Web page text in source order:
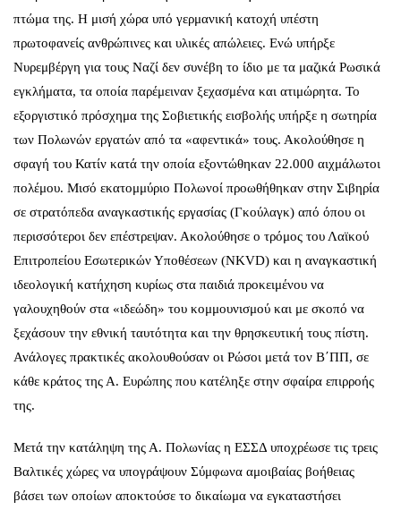
πτώμα της. Η μισή χώρα υπό γερμανική κατοχή υπέστη
πρωτοφανείς ανθρώπινες και υλικές απώλειες. Ενώ υπήρξε
Νυρεμβέργη για τους Ναζί δεν συνέβη το ίδιο με τα μαζικά Ρωσικά
εγκλήματα, τα οποία παρέμειναν ξεχασμένα και ατιμώρητα. Το
εξοργιστικό πρόσχημα της Σοβιετικής εισβολής υπήρξε η σωτηρία
των Πολωνών εργατών από τα «αφεντικά» τους. Ακολούθησε η
σφαγή του Κατίν κατά την οποία εξοντώθηκαν 22.000 αιχμάλωτοι
πολέμου. Μισό εκατομμύριο Πολωνοί προωθήθηκαν στην Σιβηρία
σε στρατόπεδα αναγκαστικής εργασίας (Γκούλαγκ) από όπου οι
περισσότεροι δεν επέστρεψαν. Ακολούθησε ο τρόμος του Λαϊκού
Επιτροπείου Εσωτερικών Υποθέσεων (ΝΚVD) και η αναγκαστική
ιδεολογική κατήχηση κυρίως στα παιδιά προκειμένου να
γαλουχηθούν στα «ιδεώδη» του κομμουνισμού και με σκοπό να
ξεχάσουν την εθνική ταυτότητα και την θρησκευτική τους πίστη.
Ανάλογες πρακτικές ακολουθούσαν οι Ρώσοι μετά τον Β΄ΠΠ, σε
κάθε κράτος της Α. Ευρώπης που κατέληξε στην σφαίρα επιρροής
της.
Μετά την κατάληψη της Α. Πολωνίας η ΕΣΣΔ υποχρέωσε τις τρεις
Βαλτικές χώρες να υπογράψουν Σύμφωνα αμοιβαίας βοήθειας
βάσει των οποίων αποκτούσε το δικαίωμα να εγκαταστήσει